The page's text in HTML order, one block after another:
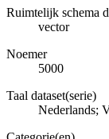
Ruimtelijk schema
vector
Noemer
5000
Taal dataset(serie)
Nederlands;